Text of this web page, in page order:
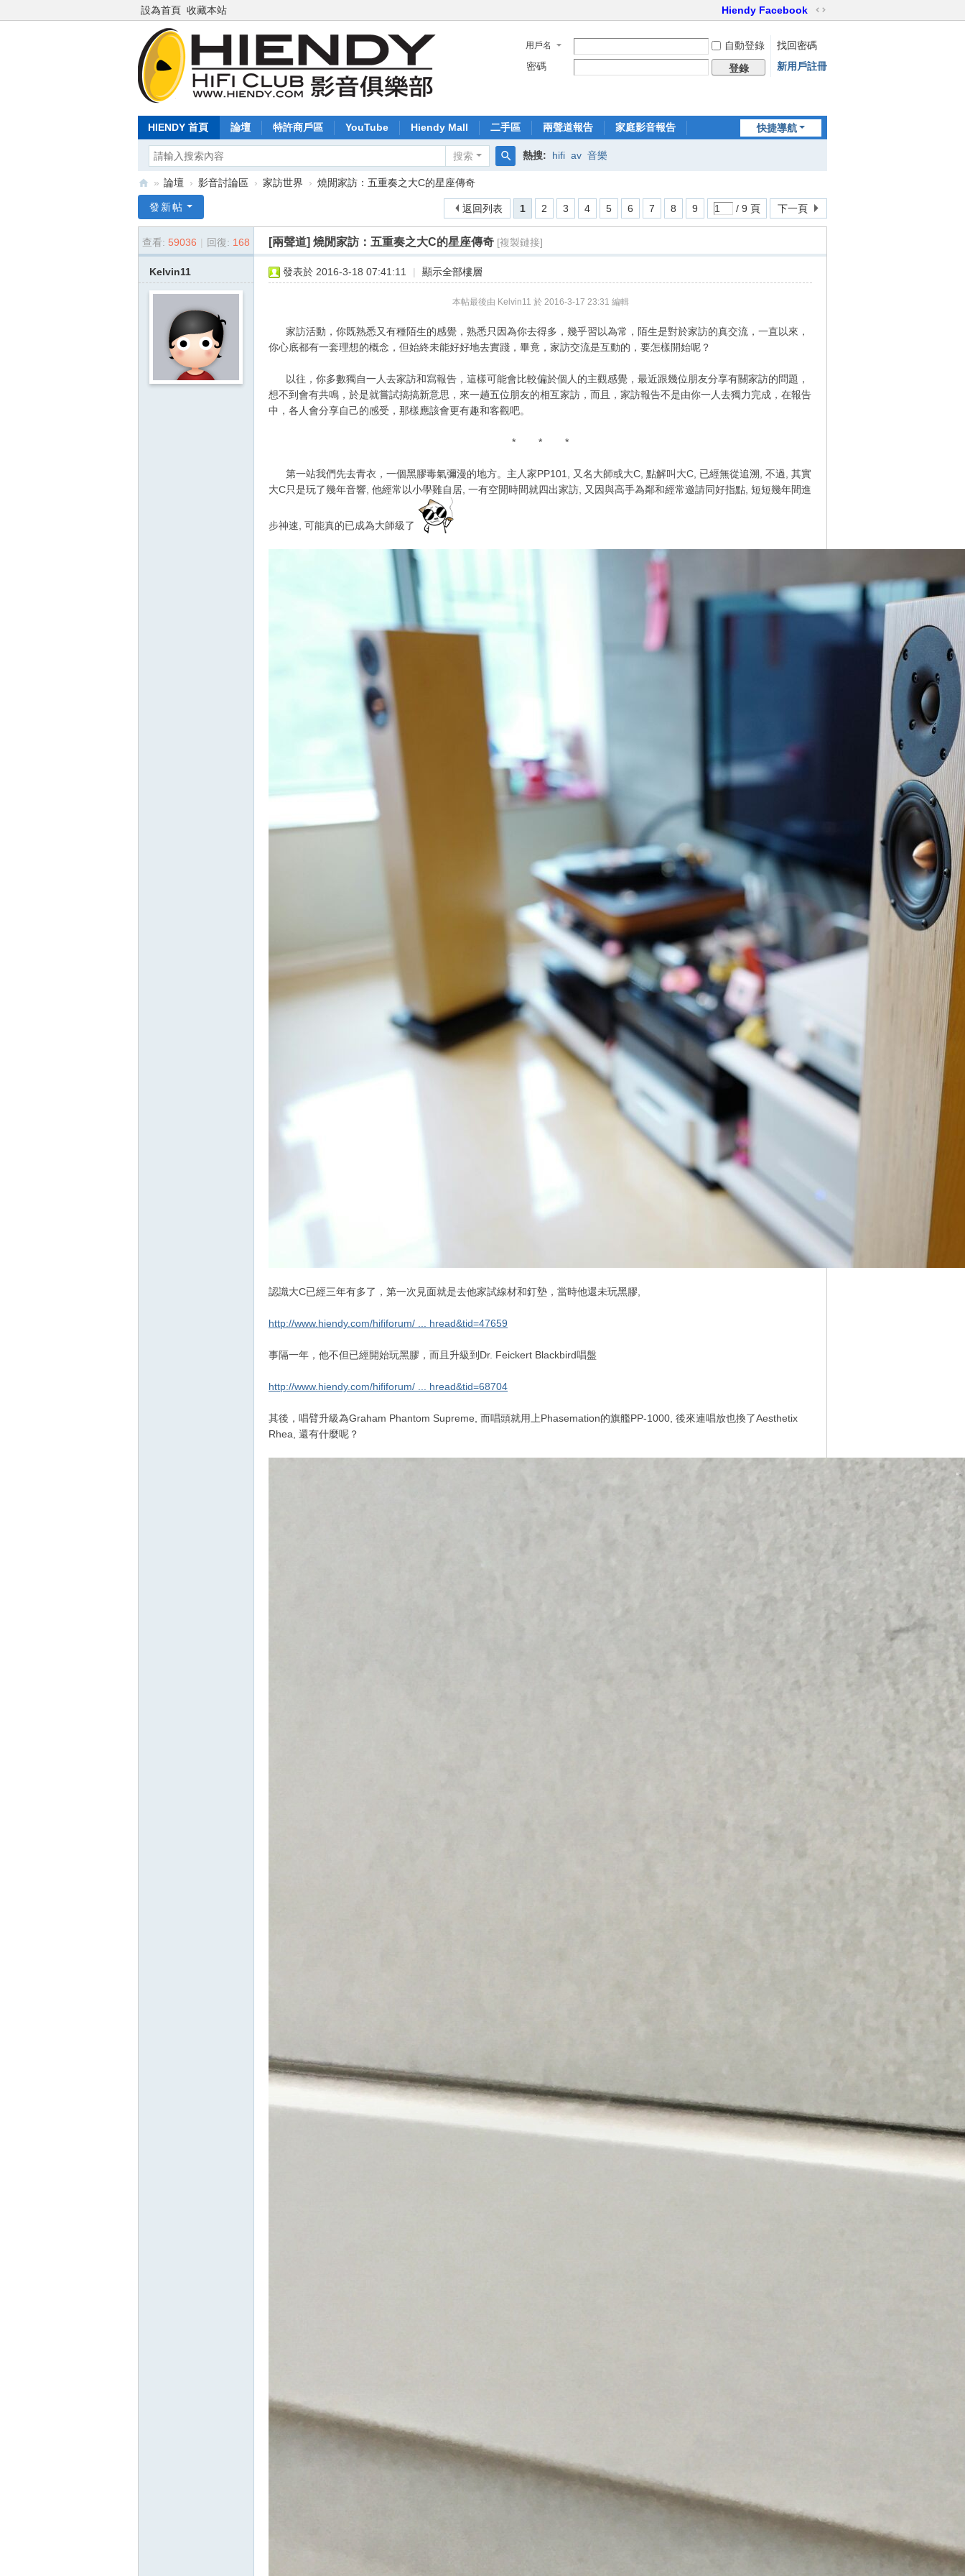
設為首頁 收藏本站 Hiendy Facebook
切
到
寬
版
用戶名 自動登錄
找回密碼
密碼
登錄 新用戶註冊
快捷導航
HIENDY 首頁 論壇 特許商戶區 YouTube Hiendy Mall 二手區 兩聲道報告
家庭影音報告
搜索
索
熱搜: hifi av 音樂
en
dy
o
» 論壇 › 影音討論區 › 家訪世界 › 燒閒家訪：五重奏之大C的星座傳奇
1 2 3 4 5 6 7 8 9 / 9 頁 下一頁
返回列表
發新帖
查看: 59036 | 回復: 168 [兩聲道] 燒閒家訪：五重奏之大C的星座傳奇 [複製鏈接]
Kelvin11 發表於 2016-3-18 07:41:11 | 顯示全部樓層
本帖最後由 Kelvin11 於 2016-3-17 23:31 編輯
家訪活動，你既熟悉又有種陌生的感覺，熟悉只因為你去得多，幾乎習以為常，陌生是對於家訪的真交流，一直以來，
你心底都有一套理想的概念，但始終未能好好地去實踐，畢竟，家訪交流是互動的，要怎樣開始呢？
以往，你多數獨自一人去家訪和寫報告，這樣可能會比較偏於個人的主觀感覺，最近跟幾位朋友分享有關家訪的問題，
想不到會有共鳴，於是就嘗試搞搞新意思，來一趟五位朋友的相互家訪，而且，家訪報告不是由你一人去獨力完成，在報告
中，各人會分享自己的感受，那樣應該會更有趣和客觀吧。
* * *
第一站我們先去青衣，一個黑膠毒氣彌漫的地方。主人家PP101, 又名大師或大C, 點解叫大C, 已經無從追溯, 不過, 其實
大C只是玩了幾年音響, 他經常以小學雞自居, 一有空閒時間就四出家訪, 又因與高手為鄰和經常邀請同好指點, 短短幾年間進
步神速, 可能真的已成為大師級了
認識大C已經三年有多了，第一次見面就是去他家試線材和釘墊，當時他還未玩黑膠,
http://www.hiendy.com/hififorum/ ... hread&tid=47659
事隔一年，他不但已經開始玩黑膠，而且升級到Dr. Feickert Blackbird唱盤
http://www.hiendy.com/hififorum/ ... hread&tid=68704
其後，唱臂升級為Graham Phantom Supreme, 而唱頭就用上Phasemation的旗艦PP-1000, 後來連唱放也換了Aesthetix
Rhea, 還有什麼呢？